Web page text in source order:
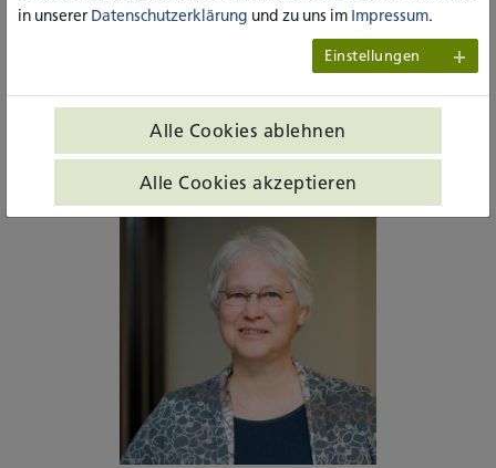
eine wichtige Dimension des Lebens auch im Sterben
eröffnet: die heitere, helle und heile Seite – eben „alles, was
Text und Foto: Prof.in Dr.in Andrea Tafferner
in unserer Datenschutzerklärung und zu uns im Impressum.
Einstellungen
Alle Cookies ablehnen
Alle Cookies akzeptieren